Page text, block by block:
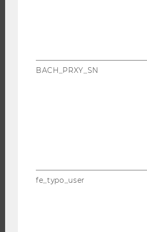
ANGEBOTE FÜR SCHULEN UND
FORSCHUNG
BACH_PRXY_SN
fe_typo_user